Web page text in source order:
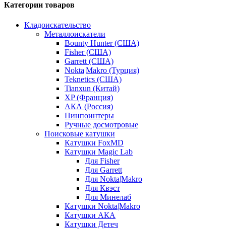
Категории товаров
Кладоискательство
Металлоискатели
Bounty Hunter (США)
Fisher (США)
Garrett (США)
Nokta|Makro (Турция)
Teknetics (США)
Tianxun (Китай)
XP (Франция)
АКА (Россия)
Пинпоинтеры
Ручные досмотровые
Поисковые катушки
Катушки FoxMD
Катушки Magic Lab
Для Fisher
Для Garrett
Для Nokta|Makro
Для Квэст
Для Минелаб
Катушки Nokta|Makro
Катушки АКА
Катушки Детеч